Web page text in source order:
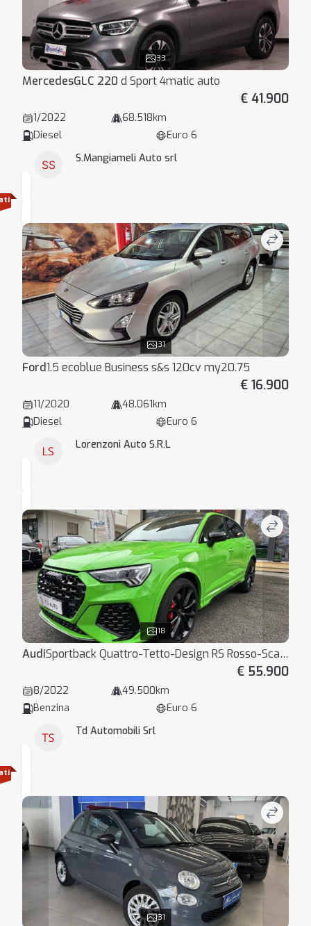
33
MercedesGLC 220 d Sport 4matic auto
€ 41.900
1/2022
68.518km
Diesel
Euro 6
S.Mangiameli Auto srl
31
Ford1.5 ecoblue Business s&s 120cv my20.75
€ 16.900
11/2020
48.061km
Diesel
Euro 6
Lorenzoni Auto S.R.L
18
Audi Sportback Quattro-Tetto-Design RS Rosso-Scarico RS
€ 55.900
8/2022
49.500km
Benzina
Euro 6
Td Automobili Srl
31